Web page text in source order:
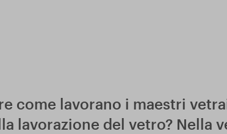
come lavorano i maestri
lavorazione del vetro? Nella